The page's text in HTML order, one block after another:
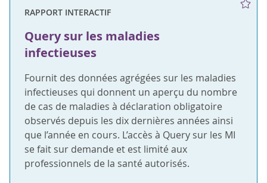
RAPPORT INTERACTIF
Query sur les maladies
infectieuses
Fournit des données agrégées sur les maladies
infectieuses qui donnent un aperçu du nombre
de cas de maladies à déclaration obligatoire
observés depuis les dix dernières années ainsi
que l’année en cours. L’accès à Query sur les MI
se fait sur demande et est limité aux
professionnels de la santé autorisés.